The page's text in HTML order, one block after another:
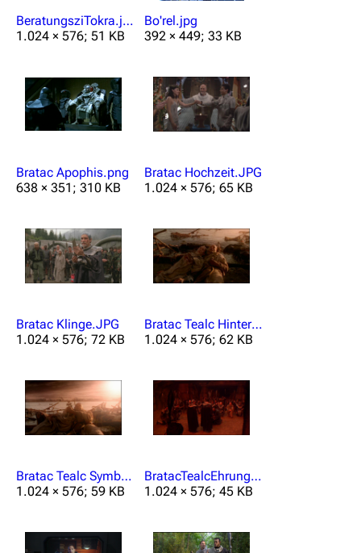
BeratungsziTokra.jpg
1.024 × 576; 51 KB
Bo'rel.jpg
392 × 449; 33 KB
Bratac Apophis.png
638 × 351; 310 KB
Bratac Hochzeit.JPG
1.024 × 576; 65 KB
Bratac Klinge.JPG
1.024 × 576; 72 KB
Bratac Tealc Hinterhalt.jpg
1.024 × 576; 62 KB
Bratac Tealc Symbiont.jpg
1.024 × 576; 59 KB
BratacTealcEhrung.jpg
1.024 × 576; 45 KB